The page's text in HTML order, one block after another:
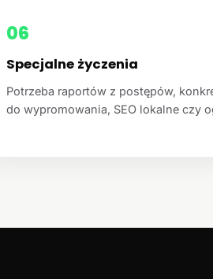
06
Specjalne życzenia
Potrzeba raportów z postępów,
do wypromowania, SEO lokalne czy